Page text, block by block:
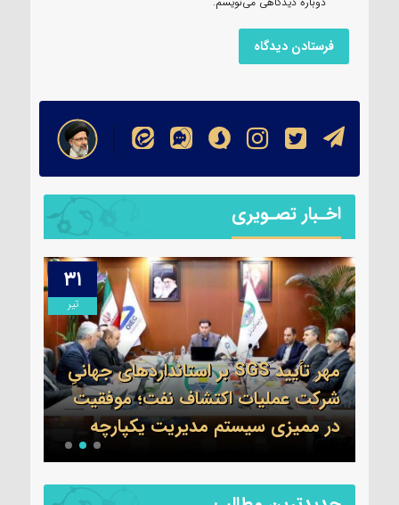
اخـبار تصـویری
۳۱
تیر
مهر تأیید SGS بر استانداردهای جهانیِ
شرکت عملیات اکتشاف نفت؛ موفقیت
در ممیزی سیستم مدیریت یکپارچه